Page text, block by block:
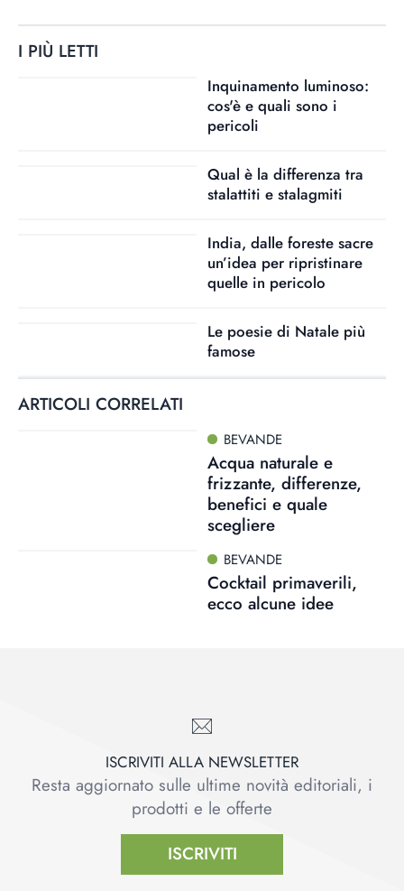
I PIÙ LETTI
Inquinamento luminoso:
cos'è e quali sono i
pericoli
Qual è la differenza tra
stalattiti e stalagmiti
India, dalle foreste sacre
un’idea per ripristinare
quelle in pericolo
Le poesie di Natale più
famose
ARTICOLI CORRELATI
BEVANDE
Acqua naturale e
frizzante, differenze,
benefici e quale
scegliere
BEVANDE
Cocktail primaverili,
ecco alcune idee
ISCRIVITI ALLA NEWSLETTER
Resta aggiornato sulle ultime novità editoriali, i
prodotti e le offerte
ISCRIVITI